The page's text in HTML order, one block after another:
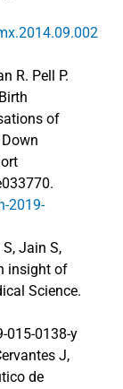
R. Pell P.
of
2019-
Jain S,
insight of
Science.
0138-y
J,
de